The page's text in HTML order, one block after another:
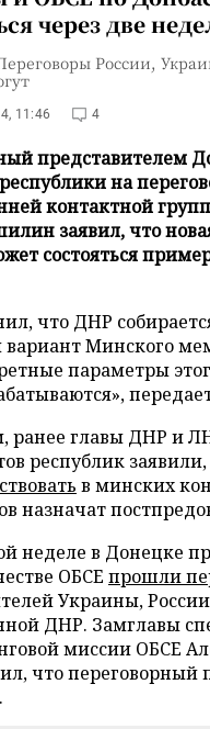
через две
России,
11:46 4
представителем
на
контактной
заявил, что
состояться
что ДНР
Минского
параметры
главы ДНР и
республик
в минских
назначат
неделе в Донецке
ОБСЕ прошли
Украины,
ДНР. Замглавы
миссии ОБСЕ
что переговорный
.